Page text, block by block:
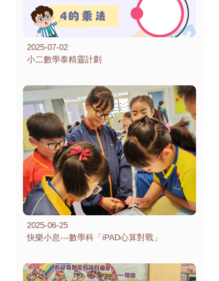
2025-07-02
小二數學泰精靈計劃
2025-06-25
快樂小息---數學科「iPAD心算對戰」